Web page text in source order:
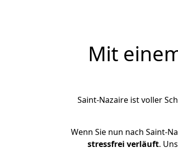
Mit
Saint-Nazaire ist voller
Wenn Sie nun nach Saint-
stressfrei verläuft.